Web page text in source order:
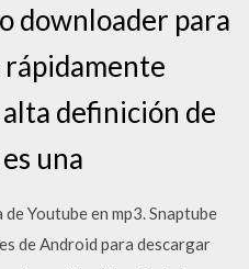
downloader para
definición de
una
Youtube en mp3. Snaptube
de Android para descargar